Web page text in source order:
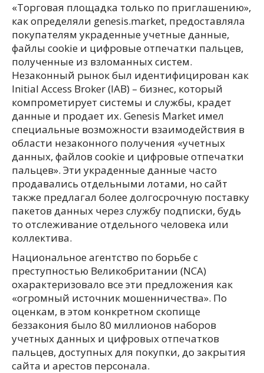
«Торговая площадка только по приглашению»,
как определяли genesis.market, предоставляла
покупателям украденные учетные данные,
файлы cookie и цифровые отпечатки пальцев,
полученные из взломанных систем.
Незаконный рынок был идентифицирован как
Initial Access Broker (IAB) – бизнес, который
компрометирует системы и службы, крадет
данные и продает их. Genesis Market имел
специальные возможности взаимодействия в
области незаконного получения «учетных
данных, файлов cookie и цифровые отпечатки
пальцев». Эти украденные данные часто
продавались отдельными лотами, но сайт
также предлагал более долгосрочную поставку
пакетов данных через службу подписки, будь
то отслеживание отдельного человека или
коллектива.
Национальное агентство по борьбе с
преступностью Великобритании (NCA)
охарактеризовало все эти предложения как
«огромный источник мошенничества». По
оценкам, в этом конкретном скопище
беззакония было 80 миллионов наборов
учетных данных и цифровых отпечатков
пальцев, доступных для покупки, до закрытия
сайта и арестов персонала.